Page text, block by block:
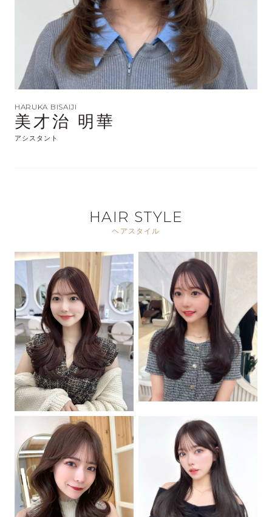
HARUKA BISAIJI
美才治 明華
アシスタント
HAIR STYLE
ヘアスタイル